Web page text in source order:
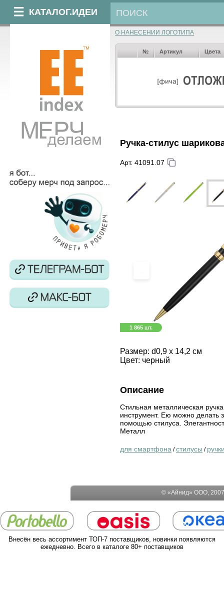
КАТАЛОГ.ИДЕИ
О НАНЕСЕНИИ ЛОГОТИПА
№ Артикул Цвета
Ручка-стилус
Арт. 41091.07
1 865 шт.
Размер: d0,9 х 14,2 см
Цвет: черный
Описание
Стильная металлическая
инструмент. Ею можно делать
помощью стилуса.
Металл
для смартфона /стилусы /
© «Айнид» ООО,
Внесён весь ассортимент ТОП-7 поставщиков, новинки появляются
ежедневно. Всего в каталоге 80+ поставщиков